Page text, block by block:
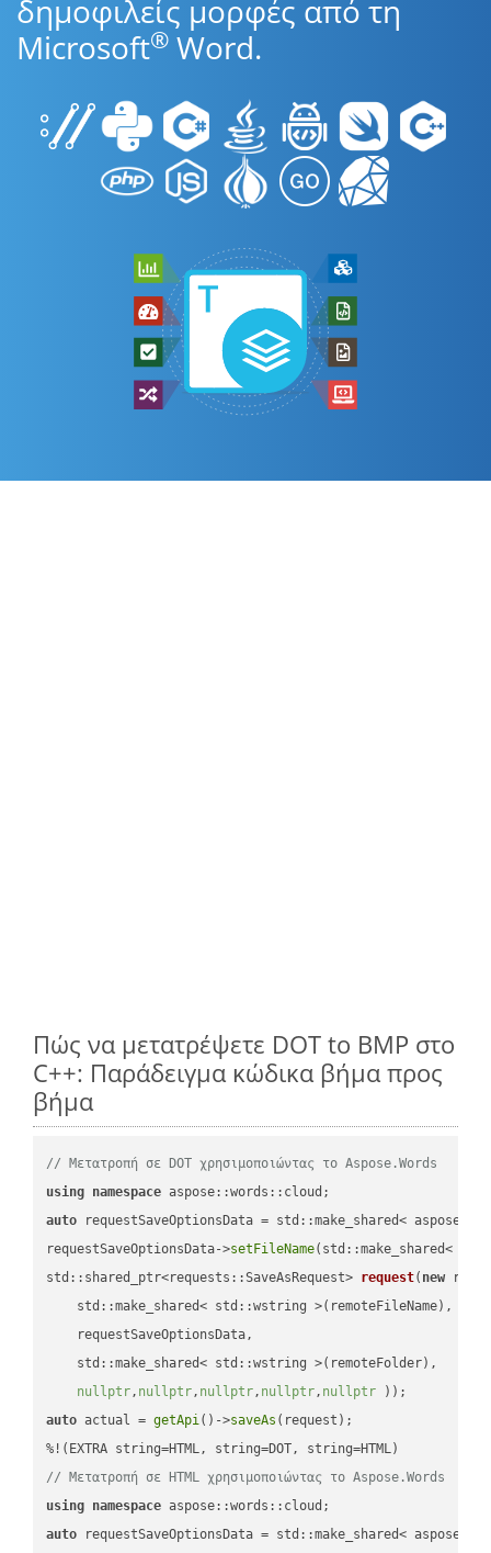
δημοφιλείς μορφές από τη
Microsoft® Word.
Πώς να μετατρέψετε DOT to BMP στο
C++: Παράδειγμα κώδικα βήμα προς
βήμα
// Μετατροπή σε DOT χρησιμοποιώντας το Aspose.Words
using namespace
auto requestSaveOptionsData = std::make_shared<
requestSaveOptionsData->setFileName(std::make_shared<
std::shared_ptr<requests::SaveAsRequest> request( new
    std::make_shared< std::wstring >(remoteFileName),
    requestSaveOptionsData,
    std::make_shared< std::wstring >(remoteFolder),
nullptr, nullptr, nullptr, nullptr, nullptr ))
auto actual = getApi()->saveAs (request);
// Μετατροπή σε HTML χρησιμοποιώντας το Aspose.Words
using namespace
auto requestSaveOptionsData = std::make_shared<